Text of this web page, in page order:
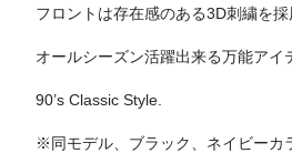
フロントは存在感のある3D刺繍を採
オールシーズン活躍出来る万能アイ
90’s Classic Style.
※同モデル、ブラック、ネイビーカ